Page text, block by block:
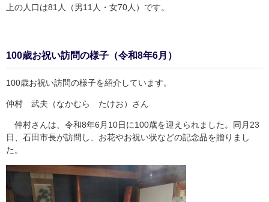
上の人口は81人（男11人・女70人）です。
100歳お祝い訪問の様子（令和8年6月）
100歳お祝い訪問の様子を紹介しています。
仲村 武夫（なかむら たけお）さん
仲村さんは、令和8年6月10日に100歳を迎えられました。同月23
日、石田市長が訪問し、お花やお祝い状などの記念品を贈りまし
た。